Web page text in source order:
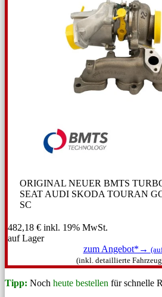
ORIGINAL NEUER BMTS
SEAT AUDI SKODA TOURAN
SC
482,18 € inkl. 19% MwSt.
auf Lager
zum Angebot*→
(inkl. detaillierte
Tipp: Noch heute bestellen für schnelle